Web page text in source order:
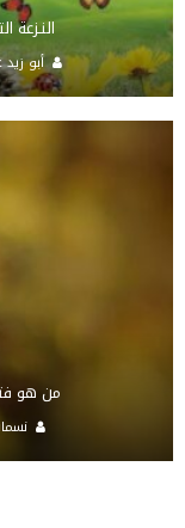
النـزعة
أبو
من هو